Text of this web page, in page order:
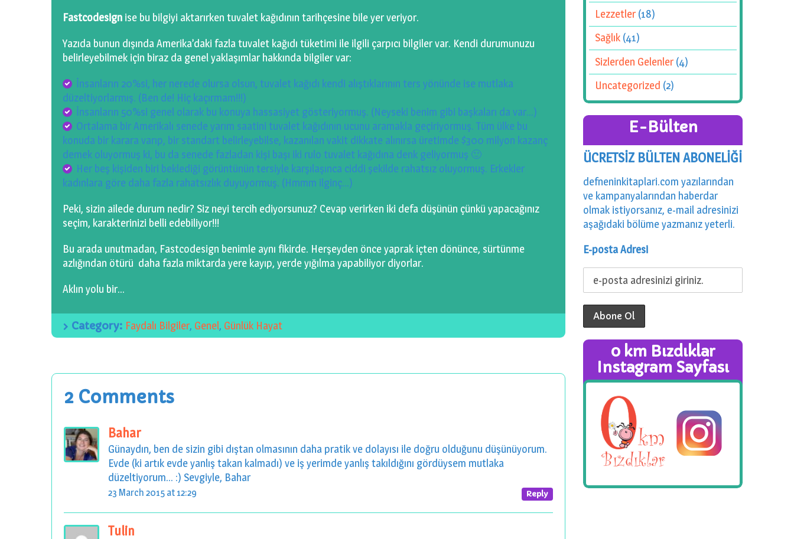
Fastcodesign ise bu bilgiyi aktarırken tuvalet kağıdının tarihçesine bile yer veriyor.
Yazıda bunun dışında Amerika’daki fazla tuvalet kağıdı tüketimi ile ilgili çarpıcı bilgiler var. Kendi durumunuzu
belirleyebilmek için biraz da genel yaklaşımlar hakkında bilgiler var:
İnsanların 20%si, her nerede olursa olsun, tuvalet kağıdı kendi alıştıklarının ters yönünde ise mutlaka
düzeltiyorlarmış. (Ben de! Hiç kaçırmam!!!)
İnsanların 50%si genel olarak bu konuya hassasiyet gösteriyormuş. (Neyseki benim gibi başkaları da var…)
Ortalama bir Amerikalı senede yarım saatini tuvalet kağıdının ucunu aramakla geçiriyormuş. Tüm ülke bu
konuda bir karara varıp, bir standart belirleyebilse, kazanılan vakit dikkate alınırsa üretimde $300 milyon kazanç
demek oluyormuş ki, bu da senede fazladan kişi başı iki rulo tuvalet kağıdına denk geliyormuş 🙂
Her beş kişiden biri beklediği görüntünün tersiyle karşılaşınca ciddi şekilde rahatsız oluyormuş. Erkekler
kadınlara göre daha fazla rahatsızlık duyuyormuş. (Hmmm ilginç…)
Peki, sizin ailede durum nedir? Siz neyi tercih ediyorsunuz? Cevap verirken iki defa düşünün çünkü yapacağınız
seçim, karakterinizi belli edebiliyor!!!
Bu arada unutmadan, Fastcodesign benimle aynı fikirde. Herşeyden önce yaprak içten dönünce, sürtünme
azlığından ötürü daha fazla miktarda yere kayıp, yerde yığılma yapabiliyor diyorlar.
Aklın yolu bir…
Category: Faydalı Bilgiler, Genel, Günlük Hayat
2 Comments
Bahar
Günaydın, ben de sizin gibi dıştan olmasının daha pratik ve dolayısı ile doğru olduğunu düşünüyorum.
Evde (ki artık evde yanlış takan kalmadı) ve iş yerimde yanlış takıldığını gördüysem mutlaka
düzeltiyorum... :) Sevgiyle, Bahar
Reply
23 March 2015 at 12:29
Tulin
Lezzetler(18)
Sağlık (41)
Sizlerden Gelenler(4)
Uncategorized (2)
E-Bülten
ÜCRETSİZ BÜLTEN ABONELİĞİ
defneninkitaplari.com yazılarından
ve kampanyalarından haberdar
olmak istiyorsanız, e-mail adresinizi
aşağıdaki bölüme yazmanız yeterli.
E-posta Adresi
0 km Bızdıklar
Instagram Sayfası